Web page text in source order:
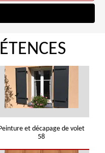
et décapage de volet
58